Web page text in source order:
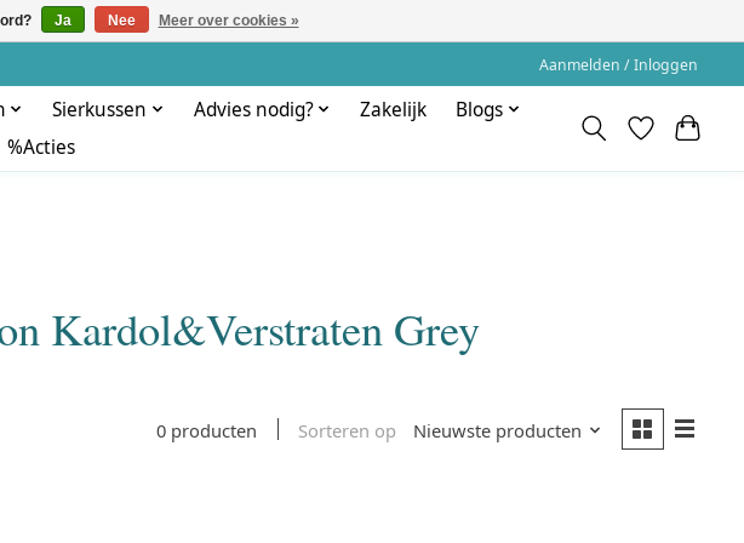
Aanmelden / Inloggen
Sierkussen Advies nodig? Zakelijk
Blogs
%Acties
Kardol&Verstraten Grey
0 producten Sorteren op Nieuwste producten
Ja Nee Meer over cookies »